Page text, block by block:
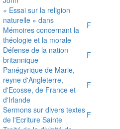
« Essai sur la religion
naturelle » dans
Mémoires concernant la
théologie et la morale
F
Défense de la nation
britannique
F
Panégyrique de Marie,
reyne d'Angleterre,
d'Ecosse, de France et
d'Irlande
F
Sermons sur divers textes
de l'Ecriture Sainte
F